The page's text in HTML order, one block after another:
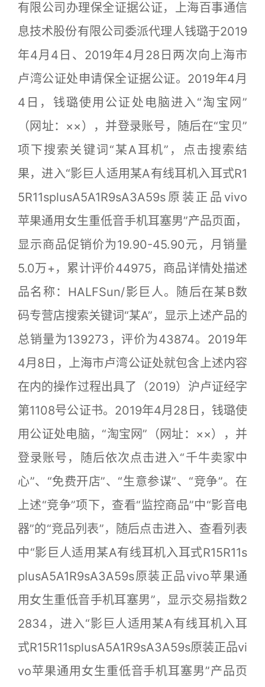
有限公司办理保全证据公证，上海百事通信
息技术股份有限公司委派代理人钱璐于2019
年4月4日、2019年4月28日两次向上海市
卢湾公证处申请保全证据公证。2019年4月
4日，钱璐使用公证处电脑进入“淘宝网”
（网址：××），并登录账号，随后在“宝贝”
项下搜索关键词“某A耳机”，点击搜索结
果，进入“影巨人适用某A有线耳机入耳式R1
5R11splusA5A1R9sA3A59s原装正品vivo
苹果通用女生重低音手机耳塞男”产品页面，
显示商品促销价为19.90-45.90元，月销量
5.0万+，累计评价44975，商品详情处描述
品名称：HALFSun/影巨人。随后在某B数
码专营店搜索关键词“某A”，显示上述产品的
总销量为139273，评价为43874。2019年
4月8日，上海市卢湾公证处就包含上述内容
在内的操作过程出具了（2019）沪卢证经字
第1108号公证书。2019年4月28日，钱璐使
用公证处电脑，“淘宝网”（网址：××），并
登录账号，随后依次点击进入“千牛卖家中
心”、“免费开店”、“生意参谋”、“竞争”。在
上述“竞争”项下，查看“监控商品”中“影音电
器”的“竞品列表”，随后点击进入、查看列表
中“影巨人适用某A有线耳机入耳式R15R11s
plusA5A1R9sA3A59s原装正品vivo苹果通
用女生重低音手机耳塞男”，显示交易指数2
2834，进入“影巨人适用某A有线耳机入耳
式R15R11splusA5A1R9sA3A59s原装正品vi
vo苹果通用女生重低音手机耳塞男”产品页